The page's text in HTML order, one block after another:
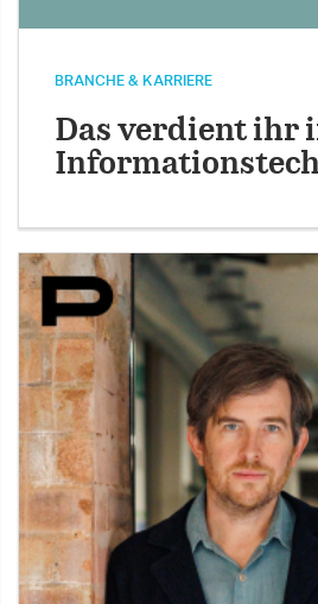
BRANCHE & KARRIERE
Das verdient ihr